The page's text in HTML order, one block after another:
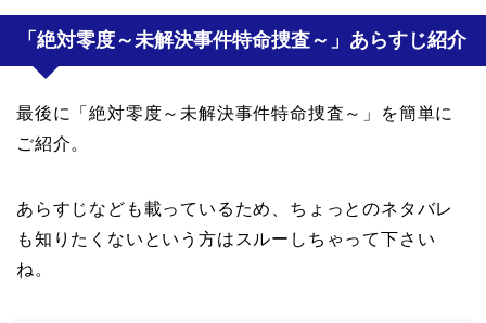
「絶対零度～未解決事件特命捜査～」あらすじ紹介
最後に「絶対零度～未解決事件特命捜査～」を簡単に
ご紹介。
あらすじなども載っているため、ちょっとのネタバレ
も知りたくないという方はスルーしちゃって下さい
ね。